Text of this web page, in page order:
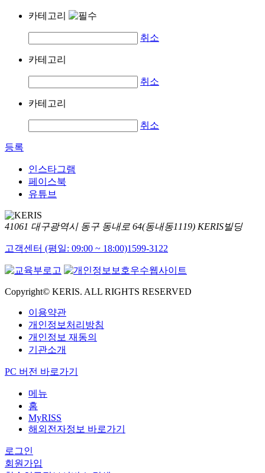
카테고리
취소
카테고리
취소
카테고리
취소
등록
인스타그램
페이스북
유튜브
41061 대구광역시 동구 동내로 64(동내동1119) KERIS빌딩
고객센터 (평일: 09:00 ~ 18:00)1599-3122
Copyright© KERIS. ALL RIGHTS RESERVED
이용약관
개인정보처리방침
개인정보 재동의
기관소개
PC 버전 바로가기
메뉴
홈
MyRISS
해외전자정보 바로가기
로그인
회원가입